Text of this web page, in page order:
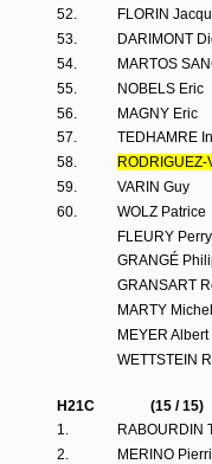
52.
FLORIN
53.
DARIMONT
54.
MARTOS
55.
NOBELS Eric
56.
MAGNY Eric
57.
TEDHAMRE
58.
59.
VARIN Guy
60.
WOLZ Patrice
FLEURY Perry
GRANGÉ
GRANSART
MARTY Michel
MEYER Albert
WETTSTEIN
H21C
(15 / 15)
1.
RABOURDIN
2.
MERINO